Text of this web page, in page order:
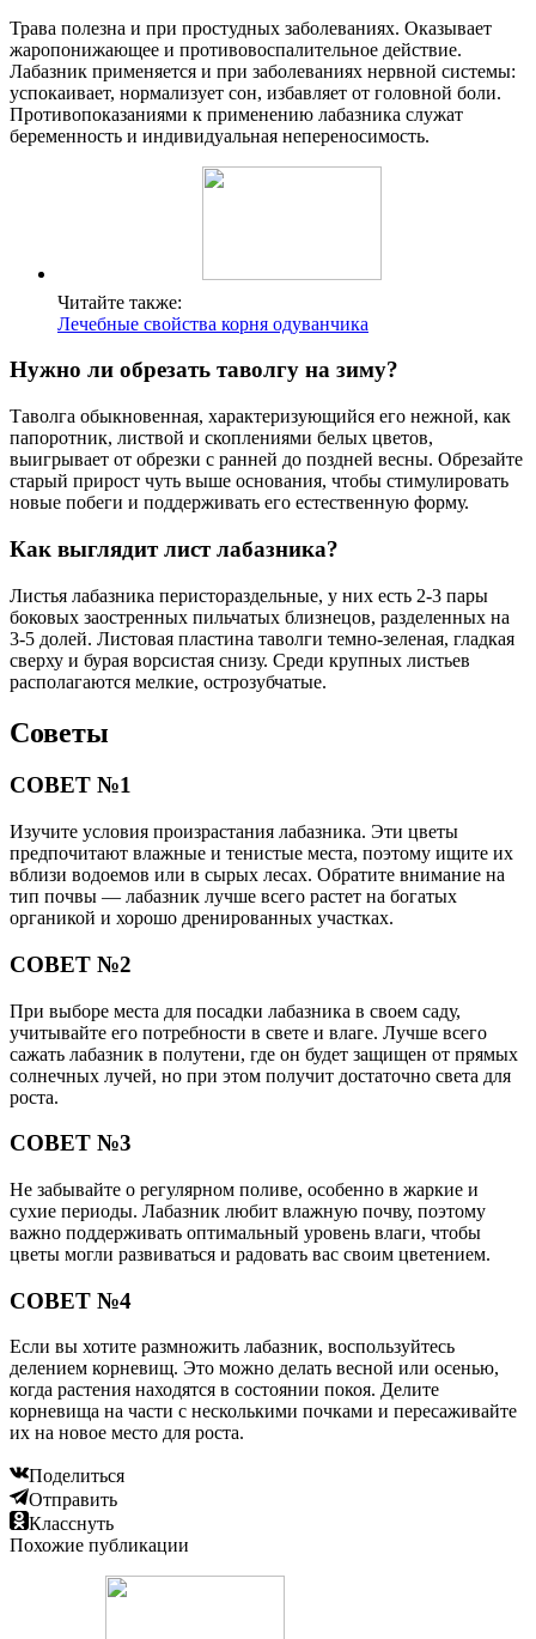
Трава полезна и при простудных заболеваниях. Оказывает
жаропонижающее и противовоспалительное действие.
Лабазник применяется и при заболеваниях нервной системы:
успокаивает, нормализует сон, избавляет от головной боли.
Противопоказаниями к применению лабазника служат
беременность и индивидуальная непереносимость.
Читайте также:
Лечебные свойства корня одуванчика
Нужно ли обрезать таволгу на зиму?
Таволга обыкновенная, характеризующийся его нежной, как
папоротник, листвой и скоплениями белых цветов,
выигрывает от обрезки с ранней до поздней весны. Обрезайте
старый прирост чуть выше основания, чтобы стимулировать
новые побеги и поддерживать его естественную форму.
Как выглядит лист лабазника?
Листья лабазника перистораздельные, у них есть 2-3 пары
боковых заостренных пильчатых близнецов, разделенных на
3-5 долей. Листовая пластина таволги темно-зеленая, гладкая
сверху и бурая ворсистая снизу. Среди крупных листьев
располагаются мелкие, острозубчатые.
Советы
СОВЕТ №1
Изучите условия произрастания лабазника. Эти цветы
предпочитают влажные и тенистые места, поэтому ищите их
вблизи водоемов или в сырых лесах. Обратите внимание на
тип почвы — лабазник лучше всего растет на богатых
органикой и хорошо дренированных участках.
СОВЕТ №2
При выборе места для посадки лабазника в своем саду,
учитывайте его потребности в свете и влаге. Лучше всего
сажать лабазник в полутени, где он будет защищен от прямых
солнечных лучей, но при этом получит достаточно света для
роста.
СОВЕТ №3
Не забывайте о регулярном поливе, особенно в жаркие и
сухие периоды. Лабазник любит влажную почву, поэтому
важно поддерживать оптимальный уровень влаги, чтобы
цветы могли развиваться и радовать вас своим цветением.
СОВЕТ №4
Если вы хотите размножить лабазник, воспользуйтесь
делением корневищ. Это можно делать весной или осенью,
когда растения находятся в состоянии покоя. Делите
корневища на части с несколькими почками и пересаживайте
их на новое место для роста.
Поделиться
Отправить
Класснуть
Похожие публикации